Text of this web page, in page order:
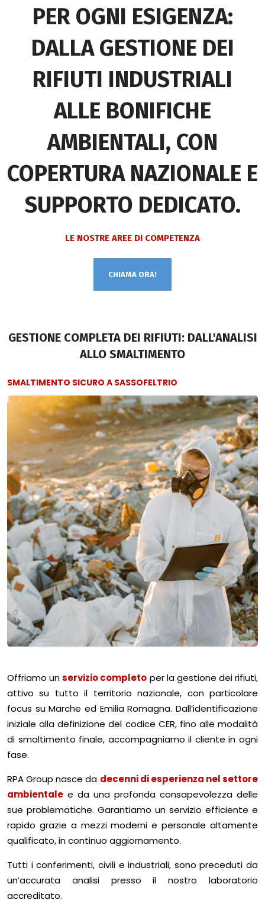
PER OGNI ESIGENZA:
DALLA GESTIONE DEI
RIFIUTI INDUSTRIALI
ALLE BONIFICHE
AMBIENTALI, CON
COPERTURA NAZIONALE E
SUPPORTO DEDICATO.
LE NOSTRE AREE DI COMPETENZA
CHIAMA ORA!
GESTIONE COMPLETA DEI RIFIUTI: DALL'ANALISI
ALLO SMALTIMENTO
SMALTIMENTO SICURO A SASSOFELTRIO
Offriamo unservizio completo per la gestione dei rifiuti,
attivo su tutto il territorio nazionale, con particolare
focus su Marche ed Emilia Romagna. Dall’identificazione
iniziale alla definizione del codice CER, fino alle modalità
di smaltimento finale, accompagniamo il cliente in ogni
fase.
RPA Group nasce da decenni di esperienza nel settore
ambientale e da una profonda consapevolezza delle
sue problematiche. Garantiamo un servizio efficiente e
rapido grazie a mezzi moderni e personale altamente
qualificato, in continuo aggiornamento.
Tutti i conferimenti, civili e industriali, sono preceduti da
un’accurata analisi presso il nostro laboratorio
accreditato.